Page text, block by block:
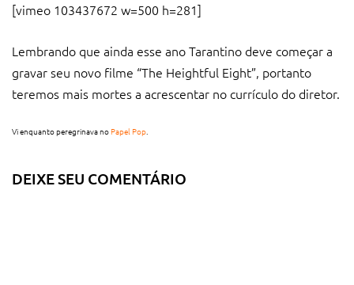
[vimeo 103437672 w=500 h=281]
Lembrando que ainda esse ano Tarantino deve começar a
gravar seu novo filme “The Heightful Eight”, portanto
teremos mais mortes a acrescentar no currículo do diretor.
Vi enquanto peregrinava noPapel Pop.
DEIXE SEU COMENTÁRIO